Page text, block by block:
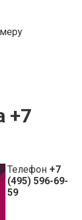
+7
Телефон +7
(495) 596-69-
59